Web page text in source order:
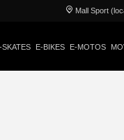
Mall Sport
SKATES E-BIKES E-MOTOS